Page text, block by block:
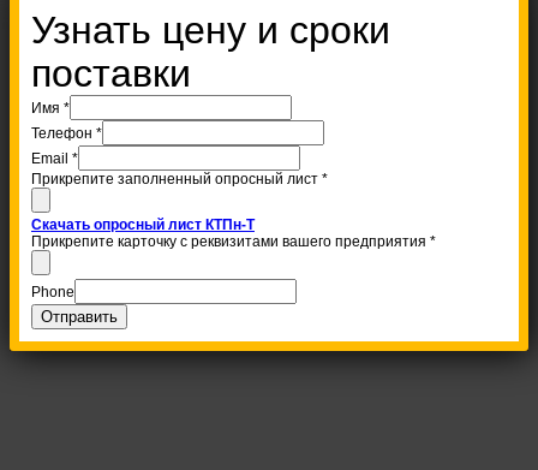
Узнать цену и сроки
поставки
Имя *
Телефон *
Email *
Прикрепите заполненный опросный лист *
Скачать опросный лист КТПн-Т
Прикрепите карточку с реквизитами вашего предприятия *
Phone
Отправить